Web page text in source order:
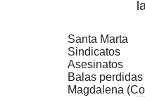
Santa Marta
Sindicatos
Asesinatos
Balas perdidas
Magdalena